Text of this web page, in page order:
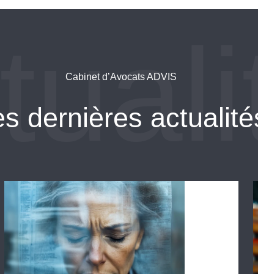
Cabinet d’Avocats ADVIS
dernières